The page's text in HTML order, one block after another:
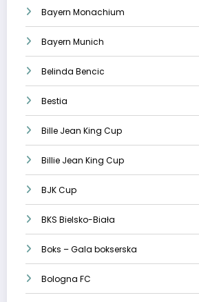
Bayern Monachium
Bayern Munich
Belinda Bencic
Bestia
Bille Jean King Cup
Billie Jean King Cup
BJK Cup
BKS Bielsko-Biała
Boks – Gala bokserska
Bologna FC